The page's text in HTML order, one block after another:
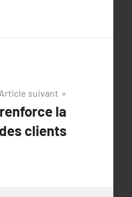
Article suivant
la
clients